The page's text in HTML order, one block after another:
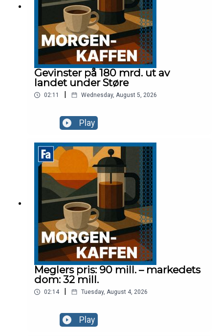
Gevinster på 180 mrd. ut av
landet under Støre
02:11 Wednesday, August 5, 2026
Play
Meglers pris: 90 mill. – markedets
dom: 32 mill.
02:14 Tuesday, August 4, 2026
Play